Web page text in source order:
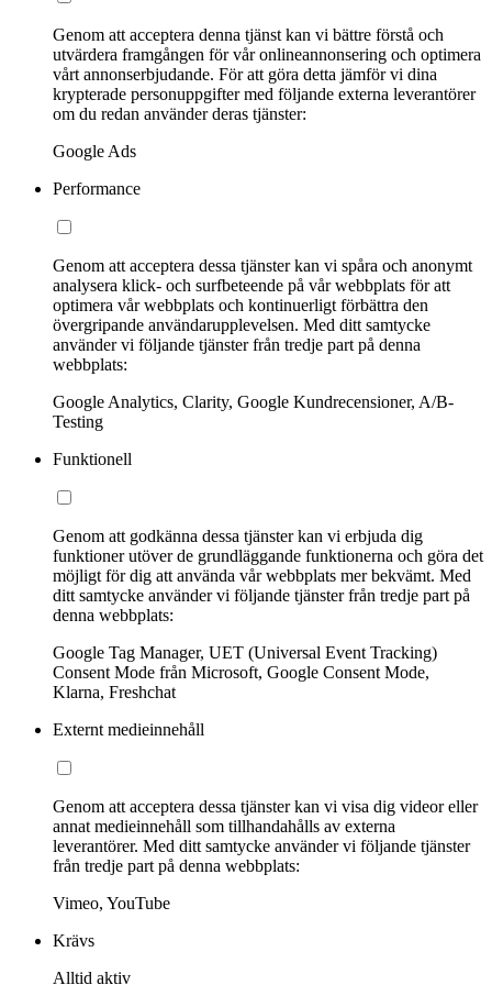
Genom att acceptera denna tjänst kan vi bättre förstå och
utvärdera framgången för vår onlineannonsering och optimera
vårt annonserbjudande. För att göra detta jämför vi dina
krypterade personuppgifter med följande externa leverantörer
om du redan använder deras tjänster:
Google Ads
Performance
Genom att acceptera dessa tjänster kan vi spåra och anonymt
analysera klick- och surfbeteende på vår webbplats för att
optimera vår webbplats och kontinuerligt förbättra den
övergripande användarupplevelsen. Med ditt samtycke
använder vi följande tjänster från tredje part på denna
webbplats:
Google Analytics, Clarity, Google Kundrecensioner, A/B-
Testing
Funktionell
Genom att godkänna dessa tjänster kan vi erbjuda dig
funktioner utöver de grundläggande funktionerna och göra det
möjligt för dig att använda vår webbplats mer bekvämt. Med
ditt samtycke använder vi följande tjänster från tredje part på
denna webbplats:
Google Tag Manager, UET (Universal Event Tracking)
Consent Mode från Microsoft, Google Consent Mode,
Klarna, Freshchat
Externt medieinnehåll
Genom att acceptera dessa tjänster kan vi visa dig videor eller
annat medieinnehåll som tillhandahålls av externa
leverantörer. Med ditt samtycke använder vi följande tjänster
från tredje part på denna webbplats:
Vimeo, YouTube
Krävs
Alltid aktiv